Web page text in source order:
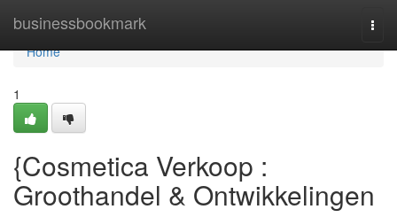
businessbookmark
Home
Home
1
{Cosmetica Verkoop :
Groothandel & Ontwikkelingen